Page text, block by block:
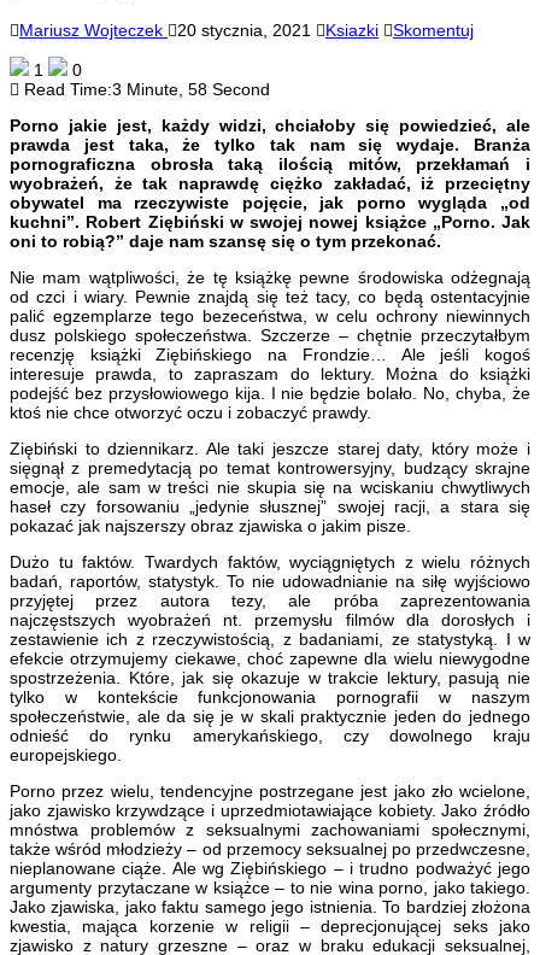
Mariusz Wojteczek 20 stycznia, 2021 Ksiazki Skomentuj
1
0
Read Time:3 Minute, 58 Second
Porno jakie jest, każdy widzi, chciałoby się powiedzieć, ale
prawda jest taka, że tylko tak nam się wydaje. Branża
pornograficzna obrosła taką ilością mitów, przekłamań i
wyobrażeń, że tak naprawdę ciężko zakładać, iż przeciętny
obywatel ma rzeczywiste pojęcie, jak porno wygląda „od
kuchni”. Robert Ziębiński w swojej nowej książce „Porno. Jak
oni to robią?” daje nam szansę się o tym przekonać.
Nie mam wątpliwości, że tę książkę pewne środowiska odżegnają
od czci i wiary. Pewnie znajdą się też tacy, co będą ostentacyjnie
palić egzemplarze tego bezeceństwa, w celu ochrony niewinnych
dusz polskiego społeczeństwa. Szczerze – chętnie przeczytałbym
recenzję książki Ziębińskiego na Frondzie… Ale jeśli kogoś
interesuje prawda, to zapraszam do lektury. Można do książki
podejść bez przysłowiowego kija. I nie będzie bolało. No, chyba, że
ktoś nie chce otworzyć oczu i zobaczyć prawdy.
Ziębiński to dziennikarz. Ale taki jeszcze starej daty, który może i
sięgnął z premedytacją po temat kontrowersyjny, budzący skrajne
emocje, ale sam w treści nie skupia się na wciskaniu chwytliwych
haseł czy forsowaniu „jedynie słusznej” swojej racji, a stara się
pokazać jak najszerszy obraz zjawiska o jakim pisze.
Dużo tu faktów. Twardych faktów, wyciągniętych z wielu różnych
badań, raportów, statystyk. To nie udowadnianie na siłę wyjściowo
przyjętej przez autora tezy, ale próba zaprezentowania
najczęstszych wyobrażeń nt. przemysłu filmów dla dorosłych i
zestawienie ich z rzeczywistością, z badaniami, ze statystyką. I w
efekcie otrzymujemy ciekawe, choć zapewne dla wielu niewygodne
spostrzeżenia. Które, jak się okazuje w trakcie lektury, pasują nie
tylko w kontekście funkcjonowania pornografii w naszym
społeczeństwie, ale da się je w skali praktycznie jeden do jednego
odnieść do rynku amerykańskiego, czy dowolnego kraju
europejskiego.
Porno przez wielu, tendencyjne postrzegane jest jako zło wcielone,
jako zjawisko krzywdzące i uprzedmiotawiające kobiety. Jako źródło
mnóstwa problemów z seksualnymi zachowaniami społecznymi,
także wśród młodzieży – od przemocy seksualnej po przedwczesne,
nieplanowane ciąże. Ale wg Ziębińskiego – i trudno podważyć jego
argumenty przytaczane w książce – to nie wina porno, jako takiego.
Jako zjawiska, jako faktu samego jego istnienia. To bardziej złożona
kwestia, mająca korzenie w religii – deprecjonującej seks jako
zjawisko z natury grzeszne – oraz w braku edukacji seksualnej,